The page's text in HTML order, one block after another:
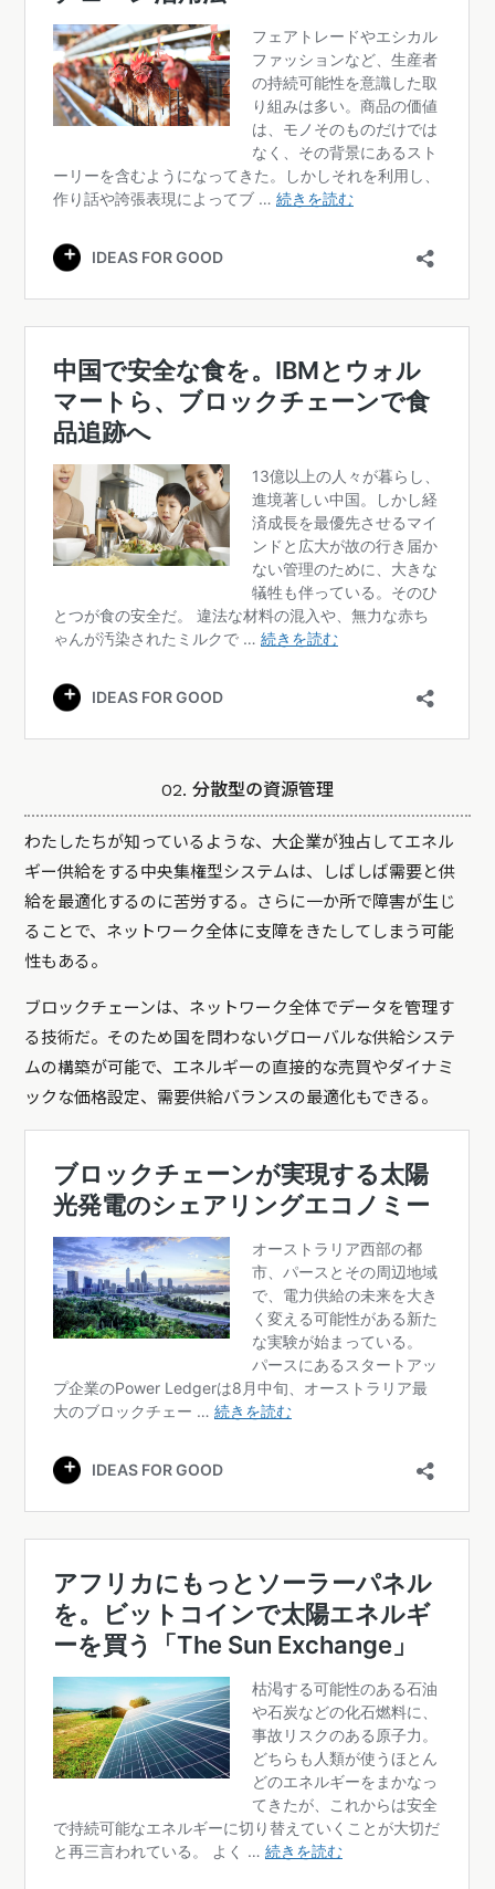
02. 分散型の資源管理
わたしたちが知っているような、大企業が独占してエネル
ギー供給をする中央集権型システムは、しばしば需要と供
給を最適化するのに苦労する。さらに一か所で障害が生じ
ることで、ネットワーク全体に支障をきたしてしまう可能
性もある。
ブロックチェーンは、ネットワーク全体でデータを管理す
る技術だ。そのため国を問わないグローバルな供給システ
ムの構築が可能で、エネルギーの直接的な売買やダイナミ
ックな価格設定、需要供給バランスの最適化もできる。